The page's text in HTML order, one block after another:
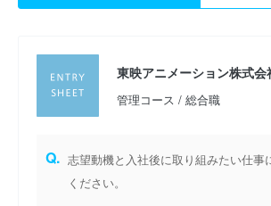
東映アニメーション株式会
管理コース / 総合職
Q. 志望動機と入社後に取り組みたい仕事
ください。